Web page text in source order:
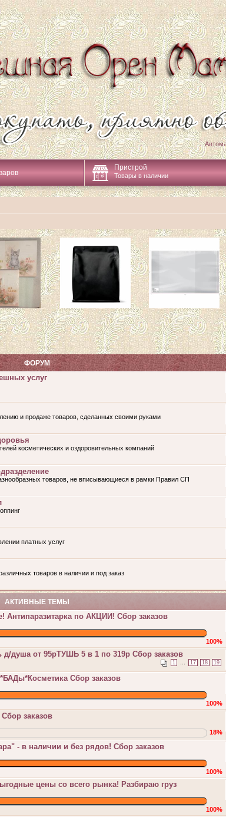
Пристрой
Товары в наличии
ФОРУМ
услуг
и продаже товаров, сделанных своими руками
косметических и оздоровительных компаний
товаров, не вписывающиеся в рамки Правил СП
платных услуг
товаров в наличии и под заказ
АКТИВНЫЕ ТЕМЫ
Антипаразитарка по АКЦИИ! Сбор заказов
100%
д/душа от 95рТУШЬ 5 в 1 по 319р Сбор заказов
1 17 18 19
Сбор заказов
100%
заказов
18%
- в наличии и без рядов! Сбор заказов
100%
цены со всего рынка! Разбираю груз
100%